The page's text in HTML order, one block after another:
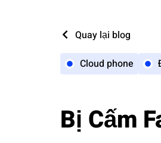
Quay lại blog
Cloud phone
Bị Cấm